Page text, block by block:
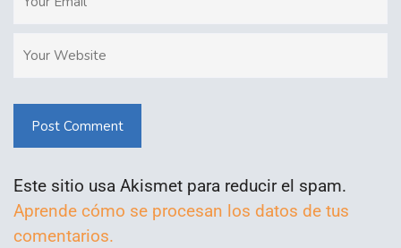
Post Comment
Este sitio usa Akismet para reducir el spam.
Aprende cómo se procesan los datos de tus
comentarios.